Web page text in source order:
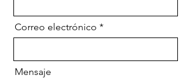
Correo electrónico
Mensaje